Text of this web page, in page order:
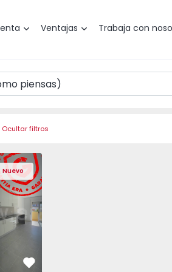
Ventajas Trabaja con
Ocultar filtros
Nuevo
T2 Seixal, Amora - 1575805 - 7
T2 Seixal, Amora -
Apartamento T2 Seixal,
Apartamento T2
Favorito